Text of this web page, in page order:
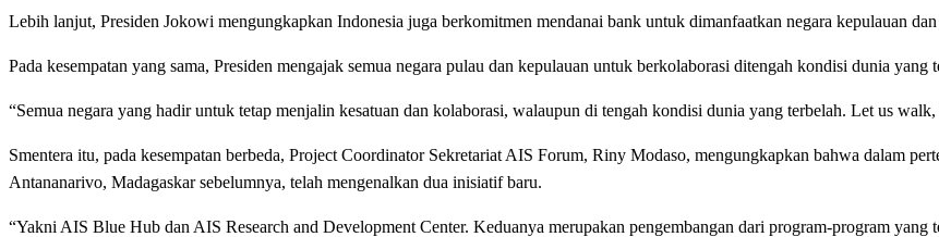
Lebih lanjut, Presiden Jokowi mengungkapkan Indonesia juga berkomitmen mendanai bank untuk dimanfaatkan negara kepulauan
Pada kesempatan yang sama, Presiden mengajak semua negara pulau dan kepulauan untuk berkolaborasi ditengah kondisi dunia yang
“Semua negara yang hadir untuk tetap menjalin kesatuan dan kolaborasi, walaupun di tengah kondisi dunia yang terbelah. Let us
Smentera itu, pada kesempatan berbeda, Project Coordinator Sekretariat AIS Forum, Riny Modaso, mengungkapkan bahwa dalam
Antananarivo, Madagaskar sebelumnya, telah mengenalkan dua inisiatif baru.
“Yakni AIS Blue Hub dan AIS Research and Development Center. Keduanya merupakan pengembangan dari program-program yang